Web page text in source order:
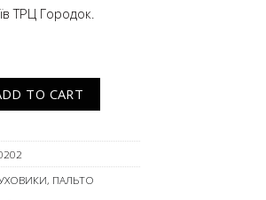
ТРЦ Городок.
quantity
TO CART
, ПАЛЬТО